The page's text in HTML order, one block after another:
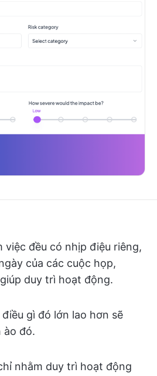
việc đều có nhịp điệu riêng,
của các cuộc họp,
duy trì hoạt động.
gì đó lớn lao hơn sẽ
ào đó.
nhằm duy trì hoạt động